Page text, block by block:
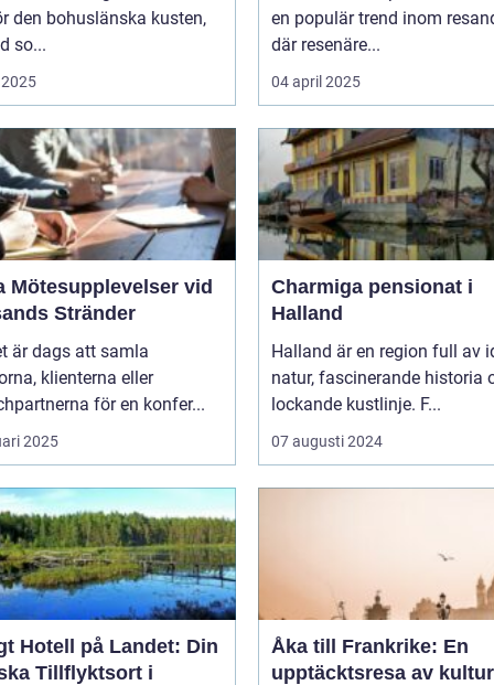
den bohuslänska kusten,
so...
en populär trend inom
där resenäre...
04 april 2025
Mötesupplevelser vid
Stränder
är dags att samla
klienterna eller
för en konfer...
2025
Charmiga pensionat i
Halland
Halland är en region full av
natur, fascinerande historia
lockande kustlinje. F...
07 augusti 2024
Hotell på Landet: Din
Tillflyktsort i
Åka till Frankrike: En
upptäcktsresa av